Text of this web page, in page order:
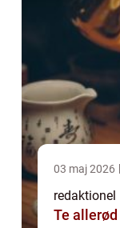
03 maj 2026
redaktionel